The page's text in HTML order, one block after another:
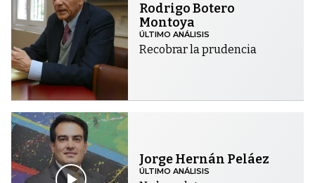
Rodrigo Botero
Montoya
ÚLTIMO ANÁLISIS
Recobrar la prudencia
Jorge Hernán Peláez
ÚLTIMO ANÁLISIS